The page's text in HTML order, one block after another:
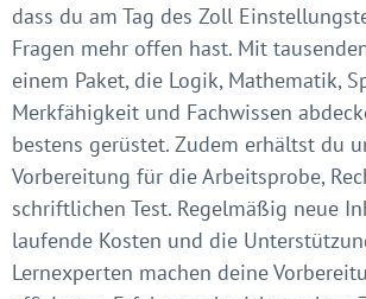
dass du am Tag des Zoll
Fragen mehr offen hast. Mit
einem Paket, die Logik, Mathematik,
Merkfähigkeit und Fachwissen
bestens gerüstet. Zudem erhältst du
Vorbereitung für die Arbeitsprobe,
schriftlichen Test. Regelmäßig neue
laufende Kosten und die
Lernexperten machen deine